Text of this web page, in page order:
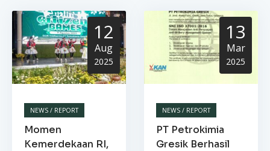
12
Aug
2025
NEWS / REPORT
Momen
Kemerdekaan RI,
13
Mar
2025
NEWS / REPORT
PT Petrokimia
Gresik Berhasil